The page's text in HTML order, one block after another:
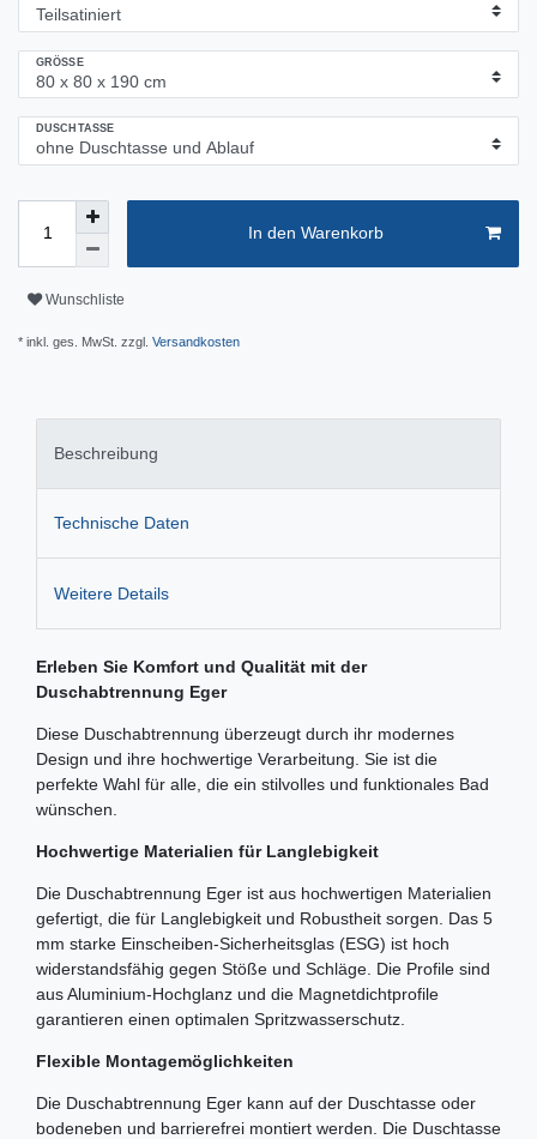
GRÖSSE
DUSCHTASSE
In den Warenkorb
Wunschliste
* inkl. ges. MwSt. zzgl. Versandkosten
Beschreibung
Technische Daten
Weitere Details
Erleben Sie Komfort und Qualität mit der
Duschabtrennung Eger
Diese Duschabtrennung überzeugt durch ihr modernes
Design und ihre hochwertige Verarbeitung. Sie ist die
perfekte Wahl für alle, die ein stilvolles und funktionales Bad
wünschen.
Hochwertige Materialien für Langlebigkeit
Die Duschabtrennung Eger ist aus hochwertigen Materialien
gefertigt, die für Langlebigkeit und Robustheit sorgen. Das 5
mm starke Einscheiben-Sicherheitsglas (ESG) ist hoch
widerstandsfähig gegen Stöße und Schläge. Die Profile sind
aus Aluminium-Hochglanz und die Magnetdichtprofile
garantieren einen optimalen Spritzwasserschutz.
Flexible Montagemöglichkeiten
Die Duschabtrennung Eger kann auf der Duschtasse oder
bodeneben und barrierefrei montiert werden. Die Duschtasse